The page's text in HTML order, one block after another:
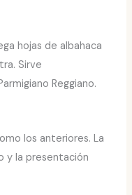
hojas de albahaca
Sirve
Reggiano.
los anteriores. La
y la presentación